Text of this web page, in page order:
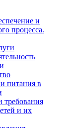
и
процесса.
питания в
требования
и их